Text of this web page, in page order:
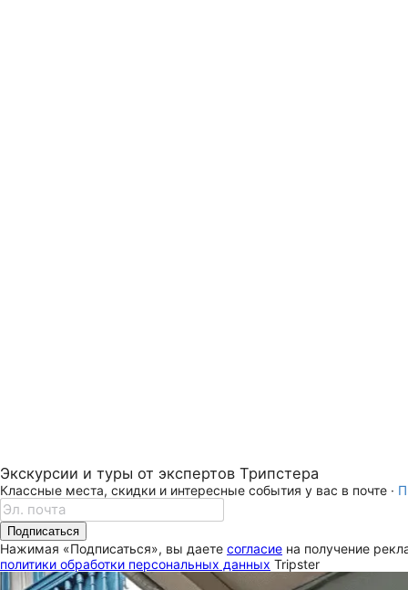
Экскурсии и туры от экспертов Трипстера
Классные места, скидки и интересные события у вас в почте ·
Подписаться
Нажимая «Подписаться», вы даете согласие на получение
политики обработки персональных данных Tripster